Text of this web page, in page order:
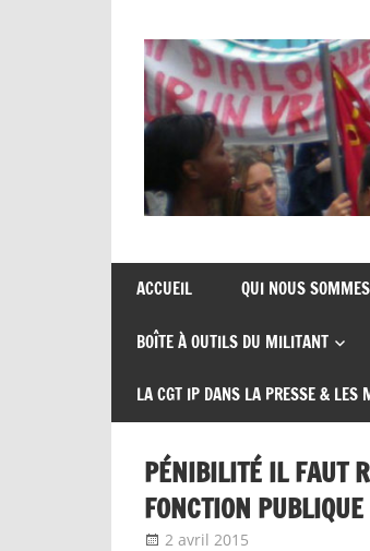
content
CGT
insertion
probation
de
syndicats
insertion
ACCUEIL QUI NOUS SOMMES
BOÎTE À OUTILS DU MILITANT
LA CGT IP DANS LA PRESSE & LES
PÉNIBILITÉ IL FAUT
FONCTION PUBLIQUE
2 avril 2015